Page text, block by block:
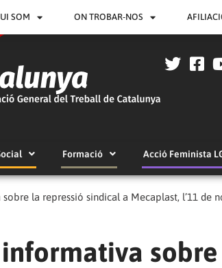
SOM ON TROBAR-NOS
Formació Acció Feminista
la repressió sindical a Mecaplast, l’11 de